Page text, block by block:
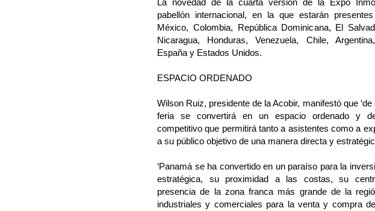
La novedad de la cuarta versión de la Expo
pabellón internacional, en la que estarán
México, Colombia, República Dominicana, El
Nicaragua, Honduras, Venezuela, Chile,
España y Estados Unidos.
ESPACIO ORDENADO
Wilson Ruiz, presidente de la Acobir, manifestó que
feria se convertirá en un espacio ordenado y
competitivo que permitirá tanto a asistentes como a
a su público objetivo de una manera directa y
‘Panamá se ha convertido en un paraíso para la
estratégica, su proximidad a las costas, su
presencia de la zona franca más grande de la
industriales y comerciales para la venta y compra